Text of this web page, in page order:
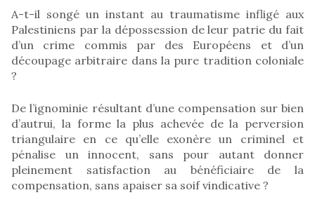
A-t-il songé un instant au traumatisme infligé aux
Palestiniens par la dépossession de leur patrie du fait
d’un crime commis par des Européens et d’un
découpage arbitraire dans la pure tradition coloniale
?
De l’ignominie résultant d’une compensation sur bien
d’autrui, la forme la plus achevée de la perversion
triangulaire en ce qu’elle exonère un criminel et
pénalise un innocent, sans pour autant donner
pleinement satisfaction au bénéficiaire de la
compensation, sans apaiser sa soif vindicative ?